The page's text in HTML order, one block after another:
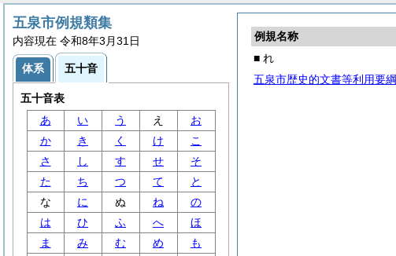
例規名称
■ れ
五泉市歴史的文書等利用要綱
五泉市例規類集
内容現在 令和8年3月31日
体系 五十音
五十音表
あ
い う え
お
か
き く け
こ
さ
し す せ
そ
た
ち つ て
と
な
に ぬ ね
の
は
ひ ふ へ
ほ
ま
み む め
も